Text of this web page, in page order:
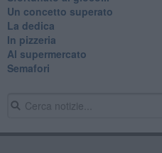
Un concetto superato
La dedica
In pizzeria
Al supermercato
Semafori